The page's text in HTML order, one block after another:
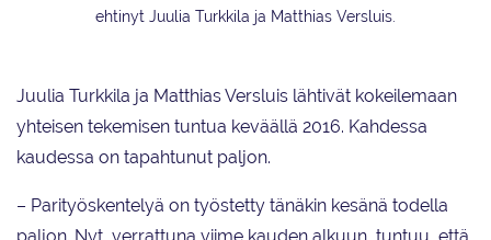
ehtinyt Juulia Turkkila ja Matthias Versluis.
Juulia Turkkila ja Matthias Versluis lähtivät kokeilemaan
yhteisen tekemisen tuntua keväällä 2016. Kahdessa
kaudessa on tapahtunut paljon.
– Parityöskentelyä on työstetty tänäkin kesänä todella